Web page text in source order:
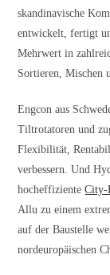
skandinavische
entwickelt, fertigt
Mehrwert in
Sortieren, Mischen
Engcon aus
Tiltrotatoren und
Flexibilität,
verbessern. Und
hocheffizienteCity-
Allu zu einem
auf der Baustelle
nordeuropäischen